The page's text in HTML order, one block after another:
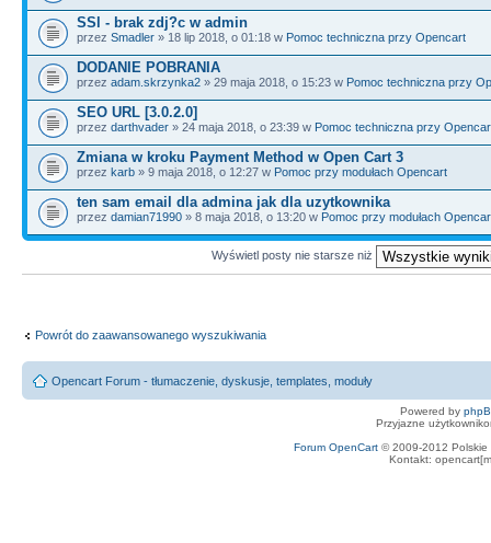
SSl - brak zdj?c w admin
przez Smadler » 18 lip 2018, o 01:18 w Pomoc techniczna przy Opencart
DODANIE POBRANIA
przez adam.skrzynka2 » 29 maja 2018, o 15:23 w Pomoc techniczna przy
SEO URL [3.0.2.0]
przez darthvader » 24 maja 2018, o 23:39 w Pomoc techniczna przy
Zmiana w kroku Payment Method w Open Cart 3
przez karb » 9 maja 2018, o 12:27 w Pomoc przy modułach Opencart
ten sam email dla admina jak dla uzytkownika
przez damian71990 » 8 maja 2018, o 13:20 w Pomoc przy modułach
Wyświetl posty nie starsze niż
Powrót do zaawansowanego wyszukiwania
Opencart Forum - tłumaczenie, dyskusje, templates, moduły
Powered by
Przyjazne
Forum OpenCart© 2009-2012 Polskie
Kontakt: